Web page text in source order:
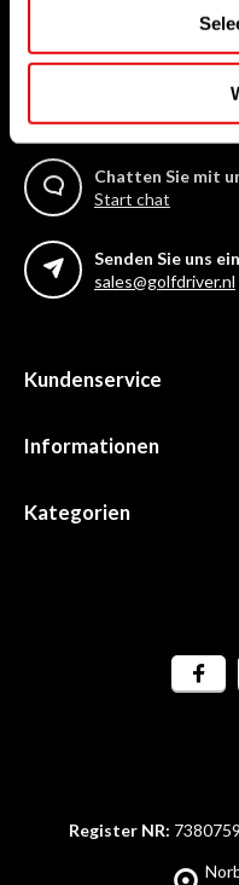
Womit können wir
+31 85 06 02 099
Chatten Sie mit
Start chat
Senden Sie uns
sales@golfdriver.nl
Kundenservice
Informationen
Kategorien
Register NR: